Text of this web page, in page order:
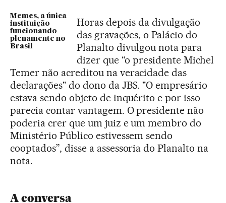
Memes, a única
instituição
funcionando
plenamente no
Brasil
Horas depois da divulgação
das gravações, o Palácio do
Planalto divulgou nota para
dizer que “o presidente Michel
Temer não acreditou na veracidade das
declarações" do dono da JBS. "O empresário
estava sendo objeto de inquérito e por isso
parecia contar vantagem. O presidente não
poderia crer que um juiz e um membro do
Ministério Público estivessem sendo
cooptados”, disse a assessoria do Planalto na
nota.
A conversa